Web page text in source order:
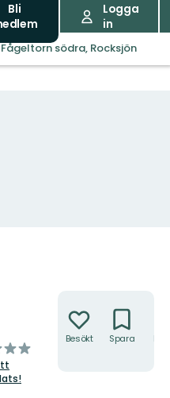
Bli
Logga
in
Fågeltorn södra, Rocksjön
Besökt Spara